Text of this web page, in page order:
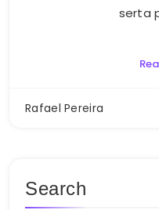
serta
Rafael Pereira
Search